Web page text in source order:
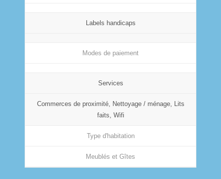
Labels handicaps
Modes de paiement
Services
Commerces de proximité, Nettoyage / ménage, Lits
faits, Wifi
Type d'habitation
Meublés et Gîtes